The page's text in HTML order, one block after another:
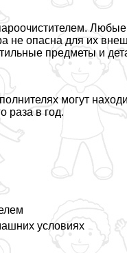
не опасна для их
предметы и
могут
раза в год.
условиях